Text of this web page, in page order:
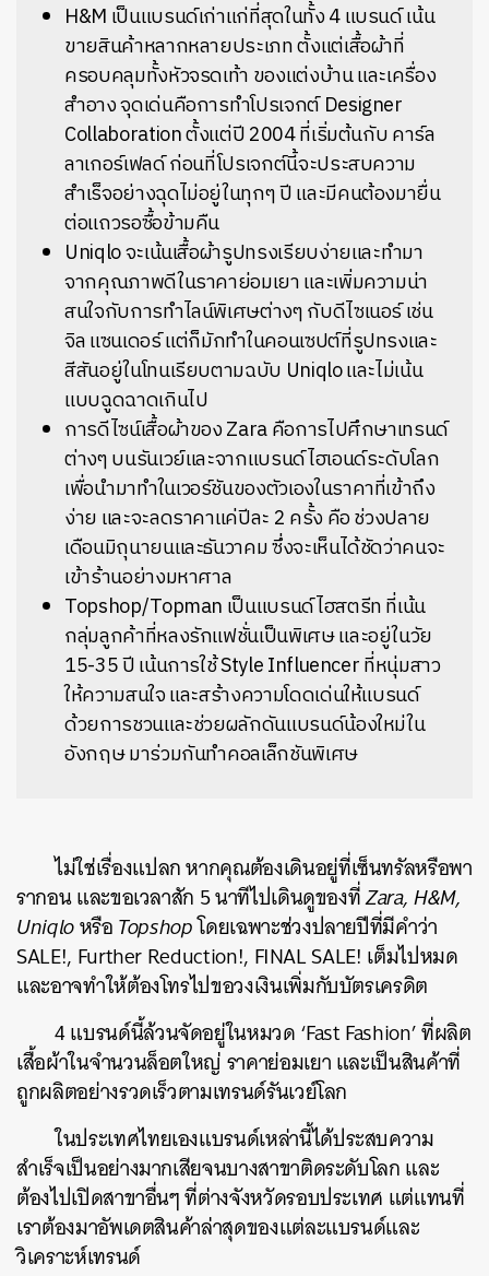
H&M เป็นแบรนด์เก่าแก่ที่สุดในทั้ง 4 แบรนด์ เน้น
ขายสินค้าหลากหลายประเภท ตั้งแต่เสื้อผ้าที่
ครอบคลุมทั้งหัวจรดเท้า ของแต่งบ้าน และเครื่อง
สำอาง จุดเด่นคือการทำโปรเจกต์ Designer
Collaboration ตั้งแต่ปี 2004 ที่เริ่มต้นกับ คาร์ล
ลาเกอร์เฟลด์ ก่อนที่โปรเจกต์นี้จะประสบความ
สำเร็จอย่างฉุดไม่อยู่ในทุกๆ ปี และมีคนต้องมายื่น
ต่อแถวรอซื้อข้ามคืน
Uniqlo จะเน้นเสื้อผ้ารูปทรงเรียบง่ายและทำมา
จากคุณภาพดีในราคาย่อมเยา และเพิ่มความน่า
สนใจกับการทำไลน์พิเศษต่างๆ กับดีไซเนอร์ เช่น
จิล แซนเดอร์ แต่ก็มักทำในคอนเซปต์ที่รูปทรงและ
สีสันอยู่ในโทนเรียบตามฉบับ Uniqlo และไม่เน้น
แบบฉูดฉาดเกินไป
การดีไซน์เสื้อผ้าของ Zara คือการไปศึกษาเทรนด์
ต่างๆ บนรันเวย์และจากแบรนด์ไฮเอนด์ระดับโลก
เพื่อนำมาทำในเวอร์ชันของตัวเองในราคาที่เข้าถึง
ง่าย และจะลดราคาแค่ปีละ 2 ครั้ง คือ ช่วงปลาย
เดือนมิถุนายนและธันวาคม ซึ่งจะเห็นได้ชัดว่าคนจะ
เข้าร้านอย่างมหาศาล
Topshop/Topman เป็นแบรนด์ไฮสตรีท ที่เน้น
กลุ่มลูกค้าที่หลงรักแฟชั่นเป็นพิเศษ และอยู่ในวัย
15-35 ปี เน้นการใช้ Style Influencer ที่หนุ่มสาว
ให้ความสนใจ และสร้างความโดดเด่นให้แบรนด์
ด้วยการชวนและช่วยผลักดันแบรนด์น้องใหม่ใน
อังกฤษ มาร่วมกันทำคอลเล็กชันพิเศษ
ไม่ใช่เรื่องแปลก หากคุณต้องเดินอยู่ที่เซ็นทรัลหรือพา
รากอน และขอเวลาสัก 5 นาทีไปเดินดูของที่Zara, H&M,
UniqloหรือTopshopโดยเฉพาะช่วงปลายปีที่มีคำว่า
SALE!, Further Reduction!, FINAL SALE! เต็มไปหมด
และอาจทำให้ต้องโทรไปขอวงเงินเพิ่มกับบัตรเครดิต
4 แบรนด์นี้ล้วนจัดอยู่ในหมวด ‘Fast Fashion’ ที่ผลิต
เสื้อผ้าในจำนวนล็อตใหญ่ ราคาย่อมเยา และเป็นสินค้าที่
ถูกผลิตอย่างรวดเร็วตามเทรนด์รันเวย์โลก
ในประเทศไทยเองแบรนด์เหล่านี้ได้ประสบความ
สำเร็จเป็นอย่างมากเสียจนบางสาขาติดระดับโลก และ
ต้องไปเปิดสาขาอื่นๆ ที่ต่างจังหวัดรอบประเทศ แต่แทนที่
เราต้องมาอัพเดตสินค้าล่าสุดของแต่ละแบรนด์และ
วิเคราะห์เทรนด์